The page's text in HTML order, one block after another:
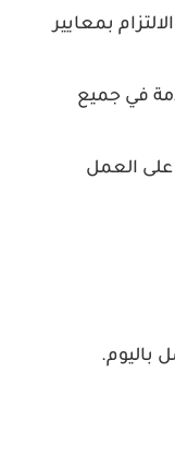
بمعايير
في جميع
العمل